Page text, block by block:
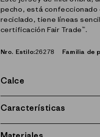
pecho, está confeccionado
reciclado, tiene líneas
certificación Fair Trade™.
Nro. Estilo:26278 Familia de
Calce
Características